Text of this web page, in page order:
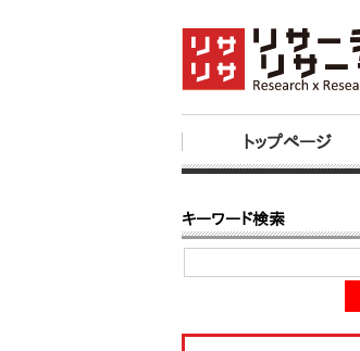
トップページ
キーワード検索